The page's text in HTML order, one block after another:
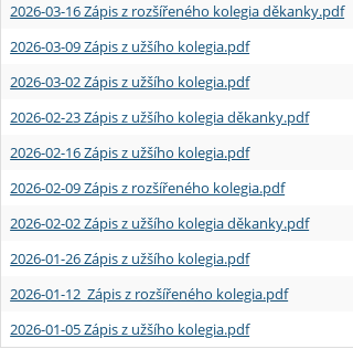
2026-03-16 Zápis z rozšířeného kolegia děkanky.pdf
2026-03-09 Zápis z užšího kolegia.pdf
2026-03-02 Zápis z užšího kolegia.pdf
2026-02-23 Zápis z užšího kolegia děkanky.pdf
2026-02-16 Zápis z užšího kolegia.pdf
2026-02-09 Zápis z rozšířeného kolegia.pdf
2026-02-02 Zápis z užšího kolegia děkanky.pdf
2026-01-26 Zápis z užšího kolegia.pdf
2026-01-12 Zápis z rozšířeného kolegia.pdf
2026-01-05 Zápis z užšího kolegia.pdf